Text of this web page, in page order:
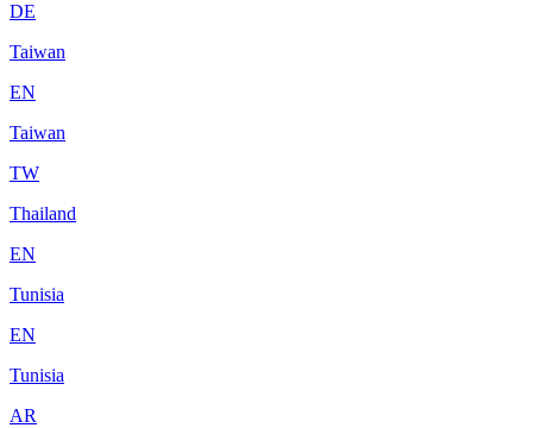
DE
Taiwan
EN
Taiwan
TW
Thailand
EN
Tunisia
EN
Tunisia
AR